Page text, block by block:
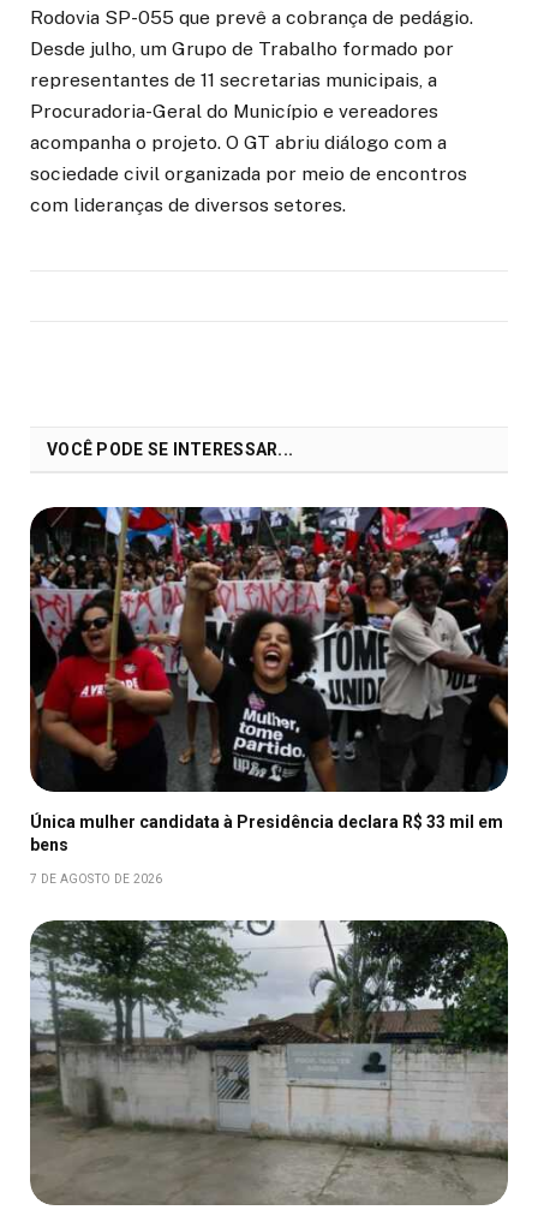
Rodovia SP-055 que prevê a cobrança de pedágio.
Desde julho, um Grupo de Trabalho formado por
representantes de 11 secretarias municipais, a
Procuradoria-Geral do Município e vereadores
acompanha o projeto. O GT abriu diálogo com a
sociedade civil organizada por meio de encontros
com lideranças de diversos setores.
VOCÊ PODE SE INTERESSAR...
Única mulher candidata à Presidência declara R$ 33 mil em
bens
7 DE AGOSTO DE 2026